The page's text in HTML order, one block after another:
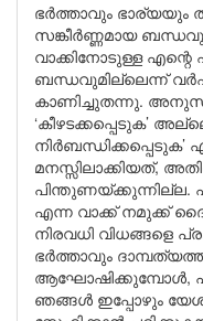
ഭർത്താവും ഭാര്യയും
സങ്കീർണ്ണമായ
വാക്കിനോടുള്ള
ബന്ധവുമില്ലെന്ന്
കാണിച്ചുതന്നു.
‘കീഴടക്കപ്പെടുക’
മനസ്സിലാക്കിയത്,
എന്ന വാക്ക് നമുക്ക്
നിരവധി വിധങ്ങളെ
ഭർത്താവും
ആഘോഷിക്കുമ്പോൾ,
ഞങ്ങൾ ഇപ്പോഴും